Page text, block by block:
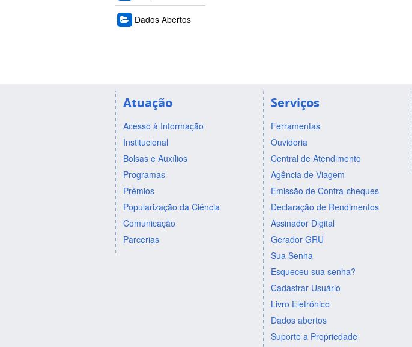
Dados Abertos
Atuação
Acesso à Informação
Institucional
Bolsas e Auxílios
Programas
Prêmios
Popularização da Ciência
Comunicação
Parcerias
Serviços
Ferramentas
Ouvidoria
Central de Atendimento
Agência de Viagem
Emissão de Contra-cheques
Declaração de Rendimentos
Assinador Digital
Gerador GRU
Sua Senha
Esqueceu sua senha?
Cadastrar Usuário
Livro Eletrônico
Dados abertos
Suporte a Propriedade